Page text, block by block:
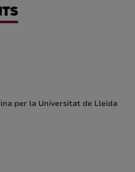
per la Universitat de Lleida